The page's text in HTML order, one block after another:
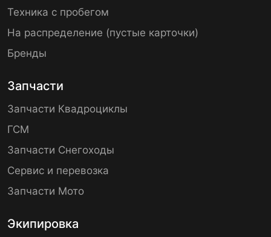
Техника с пробегом
На распределение (пустые карточки)
Бренды
Запчасти
Запчасти Квадроциклы
ГСМ
Запчасти Снегоходы
Сервис и перевозка
Запчасти Мото
Экипировка